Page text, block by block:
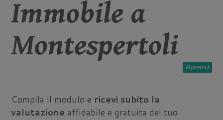
Immobile a
Montespertoli
AI
Compila il modulo e ricevi subito la
valutazione affidabile e gratuita del tuo